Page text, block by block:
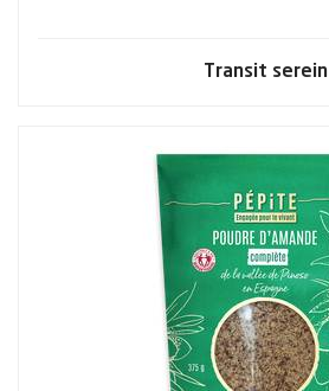
Transit serein